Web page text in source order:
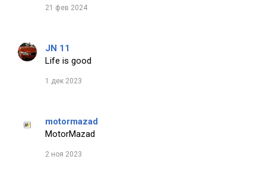
21 фев 2024
JN 11
Life is good
1 дек 2023
motormazad
MotorMazad
2 ноя 2023